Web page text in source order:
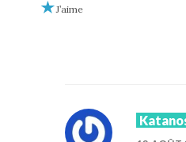
J’aime